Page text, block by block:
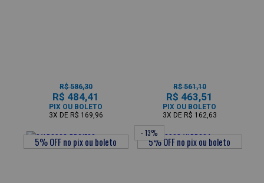
R$ 586,30
R$ 484,41
PIX OU BOLETO
3X DE R$ 169,96
R$ 561,10
R$ 463,51
PIX OU BOLETO
3X DE R$ 162,63
- 13%